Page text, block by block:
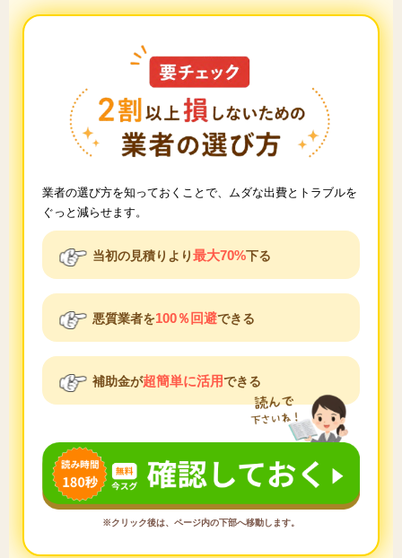
業者の選び方を知っておくことで、ムダな出費とトラブルを
ぐっと減らせます。
当初の見積りより最大70%下る
悪質業者を100％回避できる
補助金が超簡単に活用できる
※クリック後は、ページ内の下部へ移動します。